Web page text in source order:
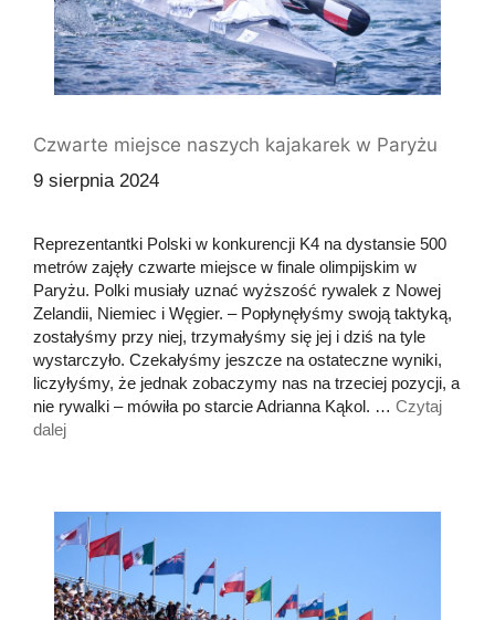
Czwarte miejsce naszych kajakarek w Paryżu
9 sierpnia 2024
Reprezentantki Polski w konkurencji K4 na dystansie 500
metrów zajęły czwarte miejsce w finale olimpijskim w
Paryżu. Polki musiały uznać wyższość rywalek z Nowej
Zelandii, Niemiec i Węgier. – Popłynęłyśmy swoją taktyką,
zostałyśmy przy niej, trzymałyśmy się jej i dziś na tyle
wystarczyło. Czekałyśmy jeszcze na ostateczne wyniki,
liczyłyśmy, że jednak zobaczymy nas na trzeciej pozycji, a
nie rywalki – mówiła po starcie Adrianna Kąkol. … Czytaj
dalej